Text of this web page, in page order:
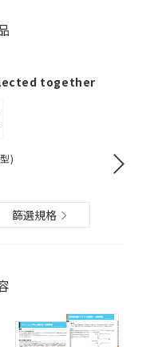
together
)
篩選規格
電源供